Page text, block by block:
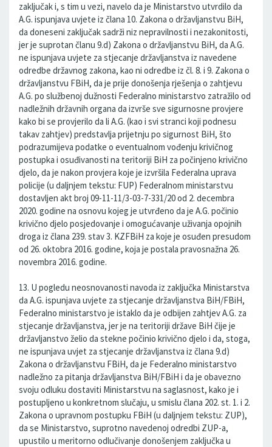
zaključak i, s tim u vezi, navelo da je Ministarstvo utvrdilo da
A.G. ispunjava uvjete iz člana 10. Zakona o državljanstvu BiH,
da doneseni zaključak sadrži niz nepravilnosti i nezakonitosti,
jer je suprotan članu 9.d) Zakona o državljanstvu BiH, da A.G.
ne ispunjava uvjete za stjecanje državljanstva iz navedene
odredbe državnog zakona, kao ni odredbe iz čl. 8. i 9. Zakona o
državljanstvu FBiH, da je prije donošenja rješenja o zahtjevu
A.G. po službenoj dužnosti Federalno ministarstvo zatražilo od
nadležnih državnih organa da izvrše sve sigurnosne provjere
kako bi se provjerilo da li A.G. (kao i svi stranci koji podnesu
takav zahtjev) predstavlja prijetnju po sigurnost BiH, što
podrazumijeva podatke o eventualnom vođenju krivičnog
postupka i osuđivanosti na teritoriji BiH za počinjeno krivično
djelo, da je nakon provjera koje je izvršila Federalna uprava
policije (u daljnjem tekstu: FUP) Federalnom ministarstvu
dostavljen akt broj 09-11-11/3-03-7-331/20 od 2. decembra
2020. godine na osnovu kojeg je utvrđeno da je A.G. počinio
krivično djelo posjedovanje i omogućavanje uživanja opojnih
droga iz člana 239. stav 3. KZFBiH za koje je osuđen presudom
od 26. oktobra 2016. godine, koja je postala pravosnažna 26.
novembra 2016. godine.
13. U pogledu neosnovanosti navoda iz zaključka Ministarstva
da A.G. ispunjava uvjete za stjecanje državljanstva BiH/FBiH,
Federalno ministarstvo je istaklo da je odbijen zahtjev A.G. za
stjecanje državljanstva, jer je na teritoriji države BiH čije je
državljanstvo želio da stekne počinio krivično djelo i da, stoga,
ne ispunjava uvjet za stjecanje državljanstva iz člana 9.d)
Zakona o državljanstvu FBiH, da je Federalno ministarstvo
nadležno za pitanja državljanstva BiH/FBiH i da je obavezno
svoju odluku dostaviti Ministarstvu na saglasnost, kako je i
postupljeno u konkretnom slučaju, u smislu člana 202. st. 1. i 2.
Zakona o upravnom postupku FBiH (u daljnjem tekstu: ZUP),
da se Ministarstvo, suprotno navedenoj odredbi ZUP-a,
upustilo u meritorno odlučivanje donošenjem zaključka u